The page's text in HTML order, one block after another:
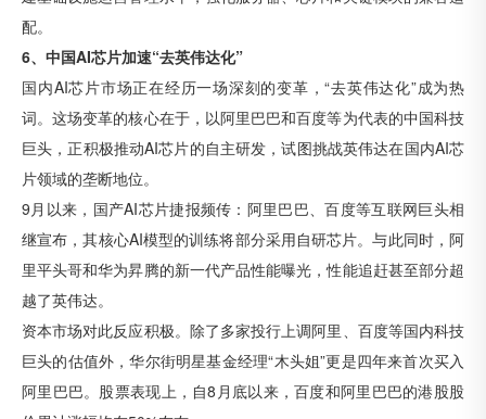
配。
6、中国AI芯片加速“去英伟达化”
国内AI芯片市场正在经历一场深刻的变革，“去英伟达化”成为热
词。这场变革的核心在于，以阿里巴巴和百度等为代表的中国科技
巨头，正积极推动AI芯片的自主研发，试图挑战英伟达在国内AI芯
片领域的垄断地位。
9月以来，国产AI芯片捷报频传：阿里巴巴、百度等互联网巨头相
继宣布，其核心AI模型的训练将部分采用自研芯片。与此同时，阿
里平头哥和华为昇腾的新一代产品性能曝光，性能追赶甚至部分超
越了英伟达。
资本市场对此反应积极。除了多家投行上调阿里、百度等国内科技
巨头的估值外，华尔街明星基金经理“木头姐”更是四年来首次买入
阿里巴巴。股票表现上，自8月底以来，百度和阿里巴巴的港股股